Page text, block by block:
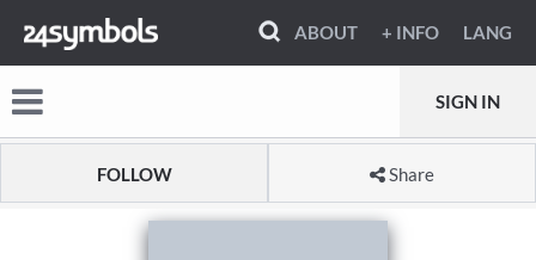
ABOUT + INFO LANG
SIGN IN
FOLLOW Share